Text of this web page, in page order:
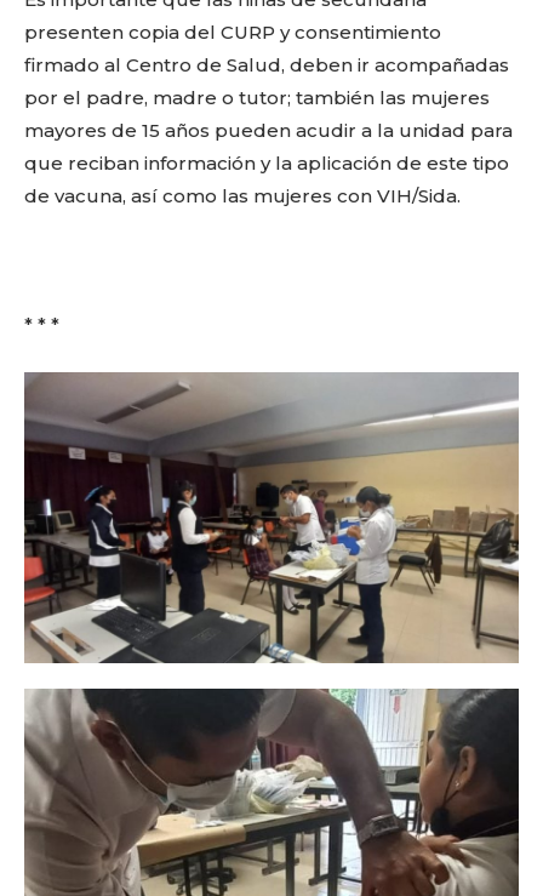
Facebook
Twitter
EmailWhatsApp
Copy
Link
Gmail
Telegram
SUBSCRIBE
presenten copia del CURP y consentimiento
firmado al Centro de Salud, deben ir acompañadas
por el padre, madre o tutor; también las mujeres
mayores de 15 años pueden acudir a la unidad para
que reciban información y la aplicación de este tipo
de vacuna, así como las mujeres con VIH/Sida.
* * *